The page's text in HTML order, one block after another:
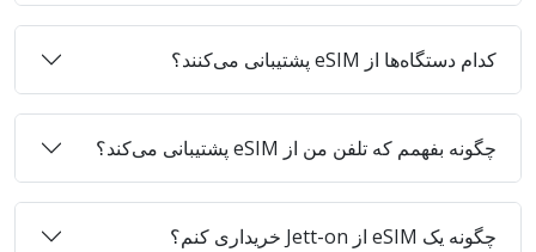
کدام دستگاه‌ها از eSIM پشتیبانی می‌کنند؟
چگونه بفهمم که تلفن من از eSIM پشتیبانی می‌کند؟
چگونه یک eSIM از Jett-on خریداری کنم؟